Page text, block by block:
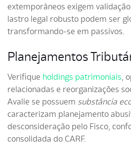
extemporâneos exigem
lastro legal robusto podem ser
transformando-se em passivos.
Planejamentos
Verifique holdings patrimoniais,
relacionadas e reorganizações
Avalie se possuem substância
caracterizam planejamento
desconsideração pelo Fisco,
consolidada do CARF.